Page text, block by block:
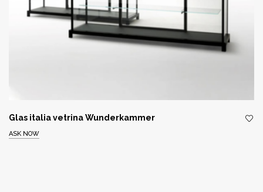
Glas italia vetrina Wunderkammer
ASK NOW